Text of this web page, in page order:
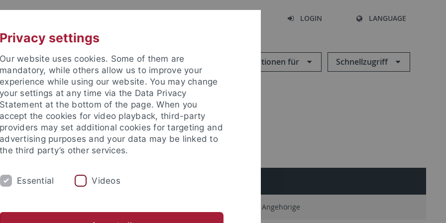
LOGIN LANGUAGE
Informationen für Schnellzugriff
Chemie
AKTUELLES STUDIUM
Ehemalige Angehörige
Privacy settings
Our website uses cookies. Some of them are
mandatory, while others allow us to improve your
experience while using our website. You may change
your settings at any time via the Data Privacy
Statement at the bottom of the page. When you
accept the cookies for video playback, third-party
providers may set additional cookies for targeting and
advertising purposes and your data may be linked to
the third party’s other services.
Essential Videos